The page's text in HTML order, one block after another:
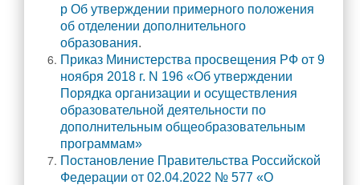
Введение ФГОС СОО
Государственная итоговая аттестация (ГИА)
Итоговое собеседование (ИС-9)
Итоговое сочинение (ИС-11)
Проведение оценочных процедур в ОУ
Всероссийские проверочные работы
Всероссийская олимпиада школьников
р Об утверждении примерного положения
об отделении дополнительного
образования.
Приказ Министерства просвещения РФ от 9
ноября 2018 г. N 196 «Об утверждении
Порядка организации и осуществления
образовательной деятельности по
дополнительным общеобразовательным
программам»
Постановление Правительства Российской
Федерации от 02.04.2022 № 577 «О